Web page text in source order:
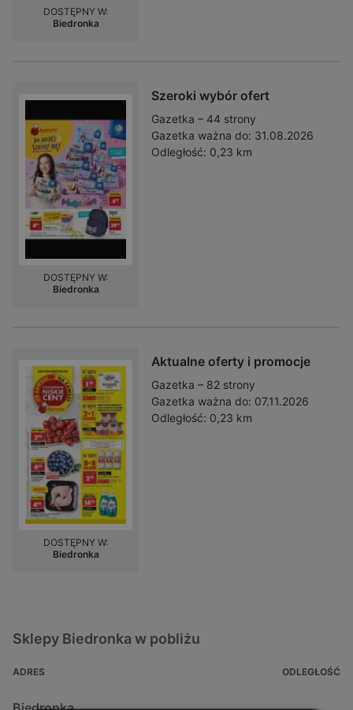
DOSTĘPNY W:
Biedronka
Szeroki wybór ofert
Gazetka – 44 strony
Gazetka ważna do: 31.08.2026
Odległość: 0,23 km
DOSTĘPNY W:
Biedronka
Aktualne oferty i promocje
Gazetka – 82 strony
Gazetka ważna do: 07.11.2026
Odległość: 0,23 km
DOSTĘPNY W:
Biedronka
Sklepy Biedronka w pobliżu
ADRES ODLEGŁOŚĆ